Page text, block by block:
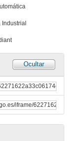
Ocultar